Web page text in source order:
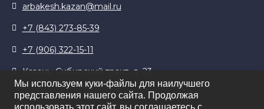
arbakesh.kazan@mail.ru
+7 (843) 273-85-39
+7 (906) 322-15-11
Казань, Сибирский тракт, д. 23
Мы используем куки-файлы для наилучшего
представления нашего сайта. Продолжая
использовать этот сайт, вы соглашаетесь с